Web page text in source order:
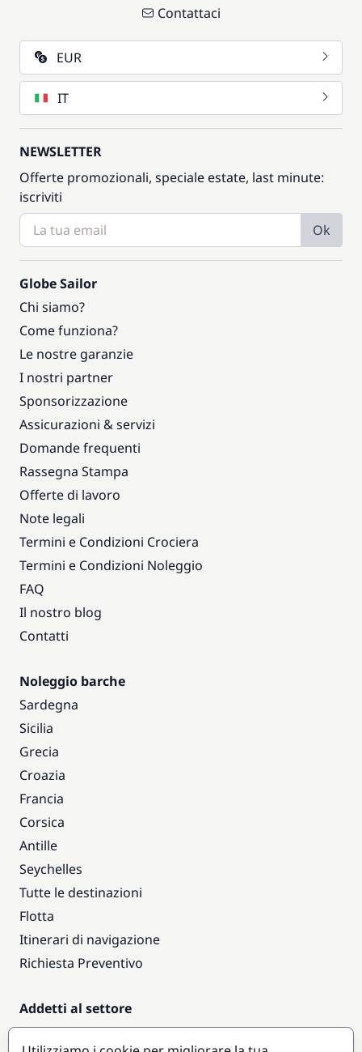
Contattaci
EUR
IT
NEWSLETTER
Offerte promozionali, speciale estate, last minute:
iscriviti
Ok
Globe Sailor
Chi siamo?
Come funziona?
Le nostre garanzie
I nostri partner
Sponsorizzazione
Assicurazioni & servizi
Domande frequenti
Rassegna Stampa
Offerte di lavoro
Note legali
Termini e Condizioni Crociera
Termini e Condizioni Noleggio
FAQ
Il nostro blog
Contatti
Noleggio barche
Sardegna
Sicilia
Grecia
Croazia
Francia
Corsica
Antille
Seychelles
Tutte le destinazioni
Flotta
Itinerari di navigazione
Richiesta Preventivo
Addetti al settore
Accesso armatori